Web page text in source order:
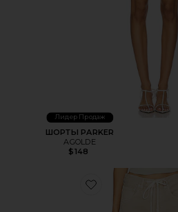
Лидер Продаж
ШОРТЫ PARKER
AGOLDE
$148
Favorite БРЮКИ BRYNN